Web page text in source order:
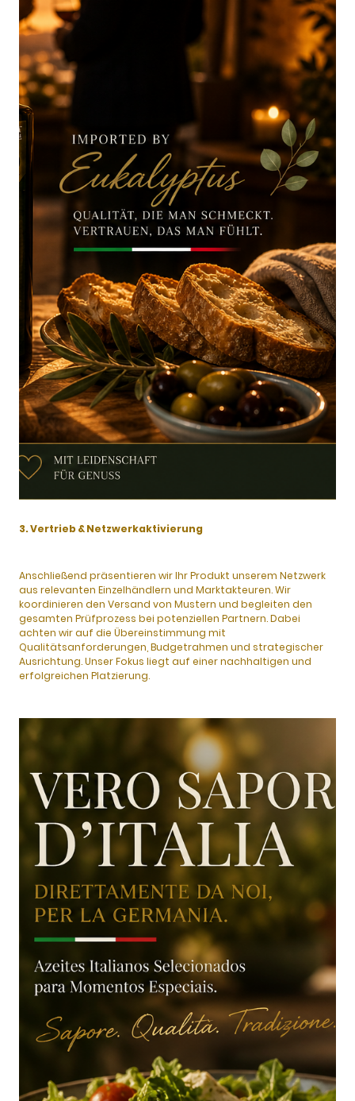
3. Vertrieb & Netzwerkaktivierung
Anschließend präsentieren wir Ihr Produkt unserem Netzwerk
aus relevanten Einzelhändlern und Marktakteuren. Wir
koordinieren den Versand von Mustern und begleiten den
gesamten Prüfprozess bei potenziellen Partnern. Dabei
achten wir auf die Übereinstimmung mit
Qualitätsanforderungen, Budgetrahmen und strategischer
Ausrichtung. Unser Fokus liegt auf einer nachhaltigen und
erfolgreichen Platzierung.